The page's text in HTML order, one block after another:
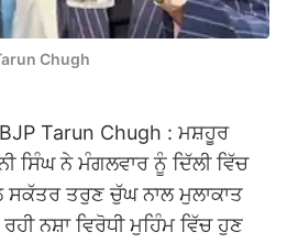
Chugh
Tarun Chugh : ਮਸ਼ਹੂਰ
ਸਿੰਘ ਨੇ ਮੰਗਲਵਾਰ ਨੂੰ ਦਿੱਲੀ ਵਿੱਚ
ਸਕੱਤਰ ਤਰੁਣ ਚੁੱਘ ਨਾਲ ਮੁਲਾਕਾਤ
ਨਸ਼ਾ ਵਿਰੋਧੀ ਮੁਹਿੰਮ ਵਿੱਚ ਹੁਣ